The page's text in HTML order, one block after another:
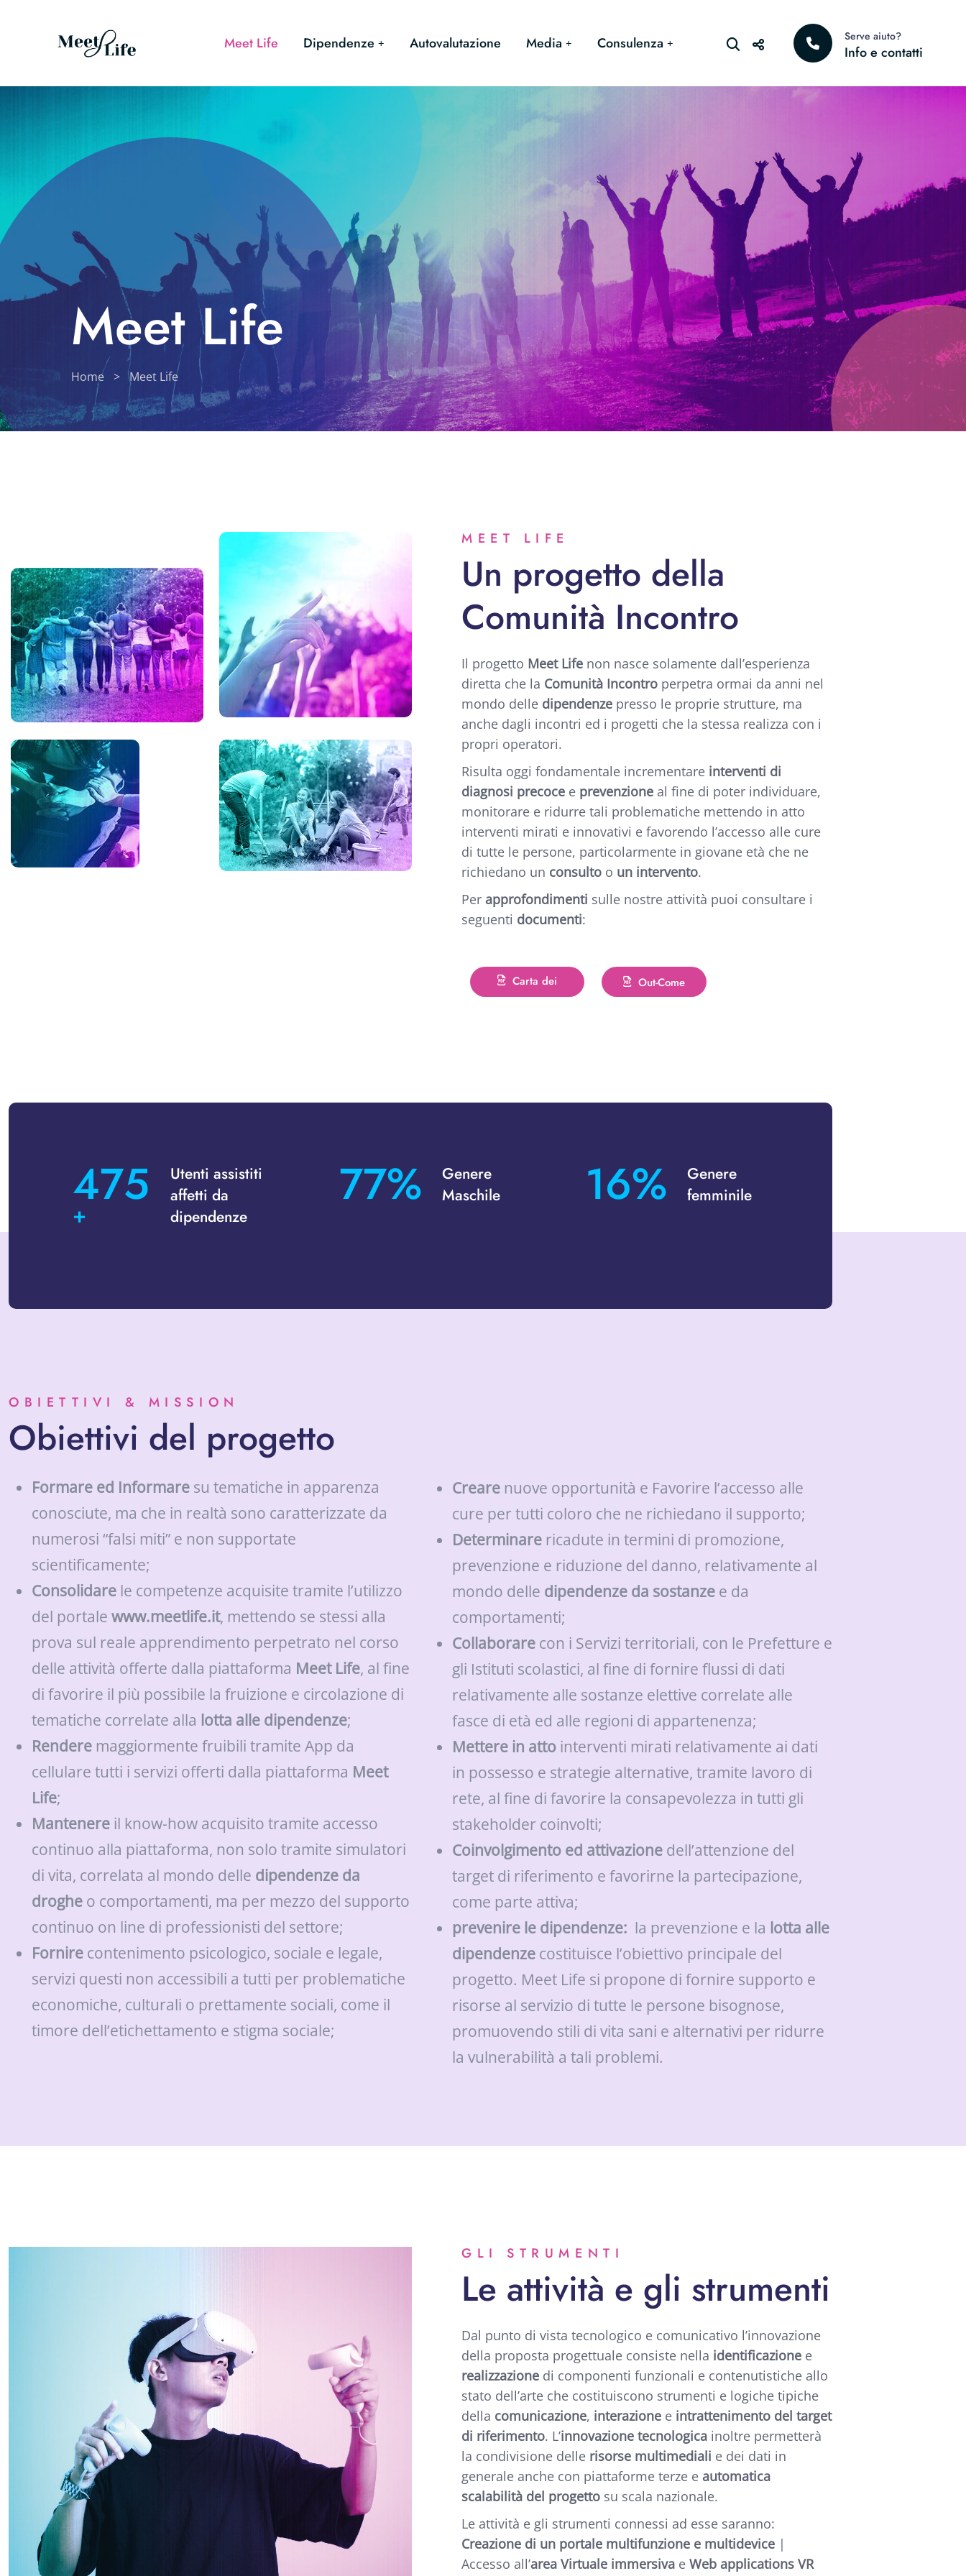
Meet Life Dipendenze Autovalutazione Media Consulenza Serve aiuto?
Info e contatti
Meet Life
Home > Meet Life
MEET LIFE
Un progetto della
Comunità Incontro
Il progetto Meet Life non nasce solamente dall’esperienza
diretta che la Comunità Incontro perpetra ormai da anni nel
mondo delle dipendenze presso le proprie strutture, ma
anche dagli incontri ed i progetti che la stessa realizza con i
propri operatori.
Risulta oggi fondamentale incrementare interventi di
diagnosi precoce e prevenzione al fine di poter individuare,
monitorare e ridurre tali problematiche mettendo in atto
interventi mirati e innovativi e favorendo l’accesso alle cure
di tutte le persone, particolarmente in giovane età che ne
richiedano un consulto o un intervento.
Per approfondimenti sulle nostre attività puoi consultare i
seguenti documenti:
Carta dei
Out-Come
512
+
Utenti assistiti
affetti da
dipendenze
83%
Genere
Maschile
17%
Genere
femminile
OBIETTIVI & MISSION
Obiettivi del progetto
Formare ed Informare su tematiche in apparenza
conosciute, ma che in realtà sono caratterizzate da
numerosi “falsi miti” e non supportate
scientificamente;
Consolidare le competenze acquisite tramite l’utilizzo
del portale www.meetlife.it, mettendo se stessi alla
prova sul reale apprendimento perpetrato nel corso
delle attività offerte dalla piattaforma Meet Life, al fine
di favorire il più possibile la fruizione e circolazione di
tematiche correlate alla lotta alle dipendenze;
Rendere maggiormente fruibili tramite App da
cellulare tutti i servizi offerti dalla piattaforma Meet
Life;
Mantenere il know-how acquisito tramite accesso
continuo alla piattaforma, non solo tramite simulatori
di vita, correlata al mondo delle dipendenze da
droghe o comportamenti, ma per mezzo del supporto
continuo on line di professionisti del settore;
Fornire contenimento psicologico, sociale e legale,
servizi questi non accessibili a tutti per problematiche
economiche, culturali o prettamente sociali, come il
timore dell’etichettamento e stigma sociale;
Creare nuove opportunità e Favorire l’accesso alle
cure per tutti coloro che ne richiedano il supporto;
Determinare ricadute in termini di promozione,
prevenzione e riduzione del danno, relativamente al
mondo delle dipendenze da sostanze e da
comportamenti;
Collaborare con i Servizi territoriali, con le Prefetture e
gli Istituti scolastici, al fine di fornire flussi di dati
relativamente alle sostanze elettive correlate alle
fasce di età ed alle regioni di appartenenza;
Mettere in atto interventi mirati relativamente ai dati
in possesso e strategie alternative, tramite lavoro di
rete, al fine di favorire la consapevolezza in tutti gli
stakeholder coinvolti;
Coinvolgimento ed attivazione dell’attenzione del
target di riferimento e favorirne la partecipazione,
come parte attiva;
prevenire le dipendenze: la prevenzione e la lotta alle
dipendenze costituisce l’obiettivo principale del
progetto. Meet Life si propone di fornire supporto e
risorse al servizio di tutte le persone bisognose,
promuovendo stili di vita sani e alternativi per ridurre
la vulnerabilità a tali problemi.
GLI STRUMENTI
Le attività e gli strumenti
Dal punto di vista tecnologico e comunicativo l’innovazione
della proposta progettuale consiste nella identificazione e
realizzazione di componenti funzionali e contenutistiche allo
stato dell’arte che costituiscono strumenti e logiche tipiche
della comunicazione, interazione e intrattenimento del target
di riferimento. L’innovazione tecnologica inoltre permetterà
la condivisione delle risorse multimediali e dei dati in
generale anche con piattaforme terze e automatica
scalabilità del progetto su scala nazionale.
Le attività e gli strumenti connessi ad esse saranno:
Creazione di un portale multifunzione e multidevice |
Accesso all’area Virtuale immersiva e Web applications VR